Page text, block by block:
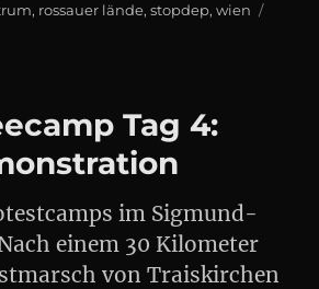
, rossauer lände,stopdep,wien
Abschiebeaktion
Tag 4:
im Sigmund-
einem 30 Kilometer
von Traiskirchen